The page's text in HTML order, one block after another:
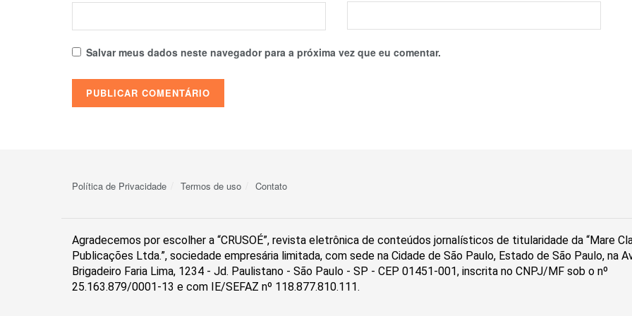
Salvar meus dados neste navegador para a próxima vez que eu comentar.
Política de Privacidade Termos de uso Contato
Agradecemos por escolher a “CRUSOÉ”, revista eletrônica de conteúdos jornalísticos de titularidade da “Mare
Publicações Ltda.”, sociedade empresária limitada, com sede na Cidade de São Paulo, Estado de São Paulo, na
Brigadeiro Faria Lima, 1234 - Jd. Paulistano - São Paulo - SP - CEP 01451-001, inscrita no CNPJ/MF sob o nº
25.163.879/0001-13 e com IE/SEFAZ nº 118.877.810.111.